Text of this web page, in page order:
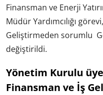
Finansman ve Enerji
Müdür Yardımcılığı
Geliştirmeden sorumlu
değiştirildi.
Yönetim Kurulu
Finansman ve İş